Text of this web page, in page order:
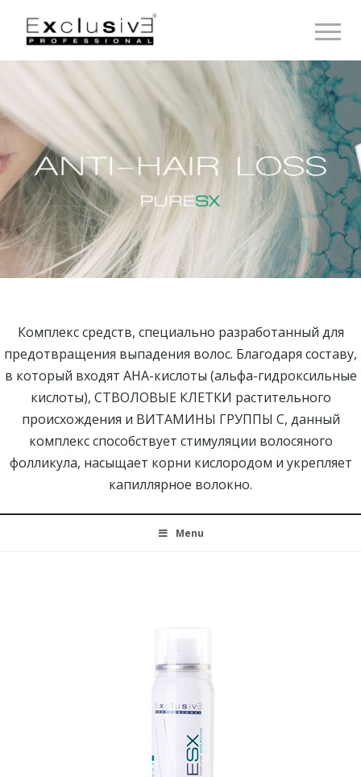
Комплекс средств, специально разработанный для
предотвращения выпадения волос. Благодаря составу,
в который входят AHA-кислоты (альфа-гидроксильные
кислоты), СТВОЛОВЫЕ КЛЕТКИ растительного
происхождения и ВИТАМИНЫ ГРУППЫ С, данный
комплекс способствует стимуляции волосяного
фолликула, насыщает корни кислородом и укрепляет
капиллярное волокно.
Menu